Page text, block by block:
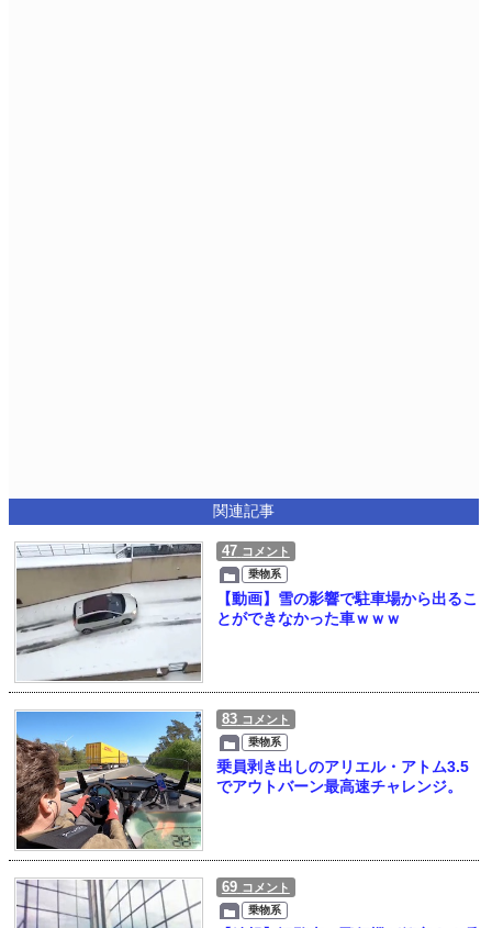
関連記事
47 コメント
乗物系
【動画】雪の影響で駐車場から出るこ
とができなかった車ｗｗｗ
83 コメント
乗物系
乗員剥き出しのアリエル・アトム3.5
でアウトバーン最高速チャレンジ。
69 コメント
乗物系